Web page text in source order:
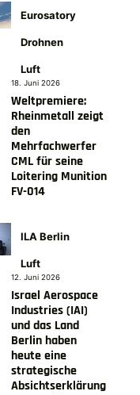
Eurosatory
Drohnen
Luft
18. Juni 2026
Weltpremiere:
Rheinmetall zeigt
den
Mehrfachwerfer
CML für seine
Loitering Munition
FV-014
ILA Berlin
Luft
12. Juni 2026
Israel Aerospace
Industries (IAI)
und das Land
Berlin haben
heute eine
strategische
Absichtserklärung